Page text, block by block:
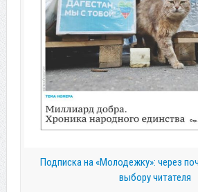
Подписка на «Молодежку»: через
выбору читателя